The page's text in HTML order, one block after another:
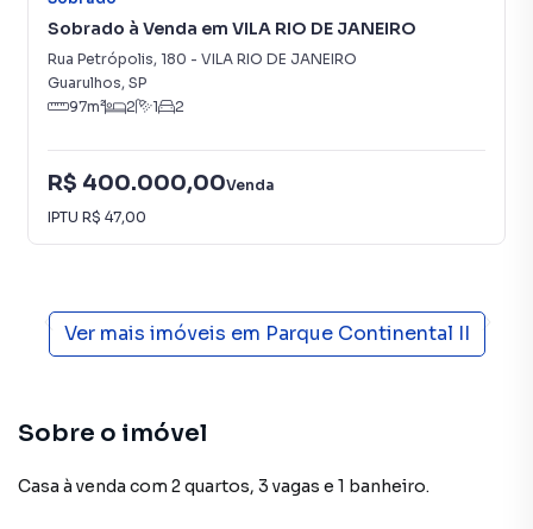
Sobrado à Venda em VILA RIO DE JANEIRO
Rua Petrópolis, 180 - VILA RIO DE JANEIRO
Guarulhos, SP
97m² 2 1 2
R$ 400.000,00Venda
IPTU R$ 47,00
Ver mais imóveis em Parque Continental II
Sobre o imóvel
Casa à venda com 2 quartos, 3 vagas e 1 banheiro.